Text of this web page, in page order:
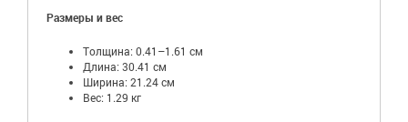
Размеры и вес
Толщина: 0.41–1.61 см
Длина: 30.41 см
Ширина: 21.24 см
Вес: 1.29 кг